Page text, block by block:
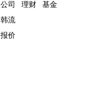
公司 理财
基金
韩流
报价